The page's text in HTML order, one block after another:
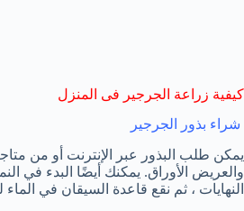
كيفية زراعة الجرجير فى المنزل
شراء بذور الجرجير
يمكن طلب البذور عبر الإنترنت أو من
والعريض الأوراق. يمكنك أيضًا البدء في
النهايات ، ثم نقع قاعدة السيقان في